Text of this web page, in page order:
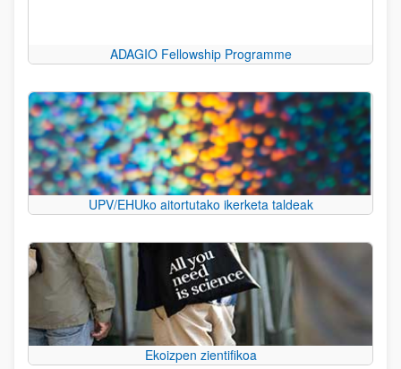
ADAGIO Fellowship Programme
UPV/EHUko aitortutako ikerketa taldeak
Ekoizpen zientifikoa